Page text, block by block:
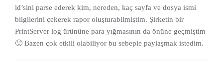
id’sini parse ederek kim, nereden, kaç sayfa ve dosya ismi
bilgilerini çekerek rapor oluşturabilmiştim. Şirketin bir
PrintServer log ürününe para yığmasının da önüne geçmiştim
🙂 Bazen çok etkili olabiliyor bu sebeple paylaşmak istedim.